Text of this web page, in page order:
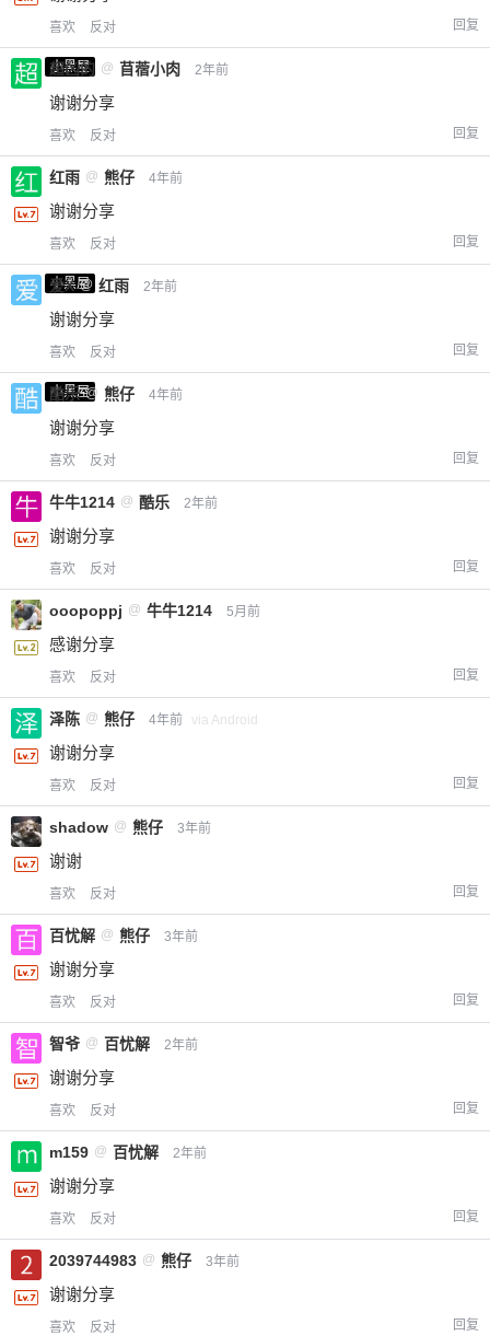
喜欢 反对 回复
小黑屋
超凶的 @ 苜蓿小肉 2年前
谢谢分享
喜欢 反对 回复
红雨 @ 熊仔 4年前
谢谢分享
喜欢 反对 回复
小黑屋
爱X @ 红雨 2年前
谢谢分享
喜欢 反对 回复
小黑屋
酷乐 @ 熊仔 4年前
谢谢分享
喜欢 反对 回复
牛牛1214 @ 酷乐 2年前
谢谢分享
喜欢 反对 回复
ooopoppj @ 牛牛1214 5月前
感谢分享
喜欢 反对 回复
泽陈 @ 熊仔 4年前 via Android
谢谢分享
喜欢 反对 回复
shadow @ 熊仔 3年前
谢谢
喜欢 反对 回复
百忧解 @ 熊仔 3年前
谢谢分享
喜欢 反对 回复
智爷 @ 百忧解 2年前
谢谢分享
喜欢 反对 回复
m159 @ 百忧解 2年前
谢谢分享
喜欢 反对 回复
2039744983 @ 熊仔 3年前
谢谢分享
喜欢 反对 回复